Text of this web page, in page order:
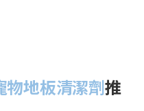
物地板清潔劑推